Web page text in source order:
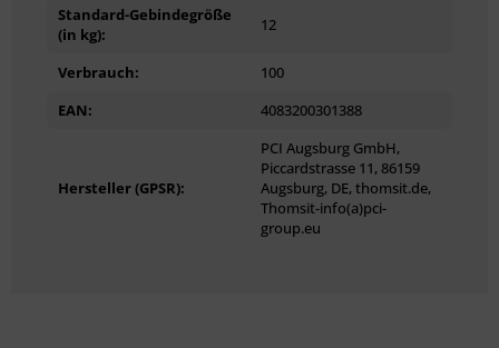
Standard-Gebindegröße
(in kg):
12
Verbrauch:
100
EAN:
4083200301388
Hersteller (GPSR):
PCI Augsburg GmbH,
Piccardstrasse 11, 86159
Augsburg, DE, thomsit.de,
Thomsit-info(a)pci-
group.eu